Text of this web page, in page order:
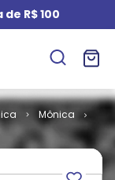
R$ 100
Mônica